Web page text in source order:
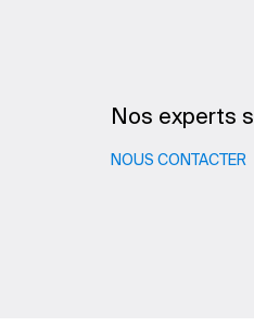
Nos experts
NOUS CONTACTER